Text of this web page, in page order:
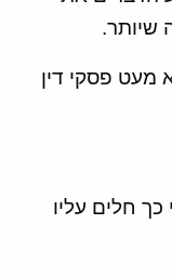
שיותר.
מעט פסקי דין
כך חלים עליו